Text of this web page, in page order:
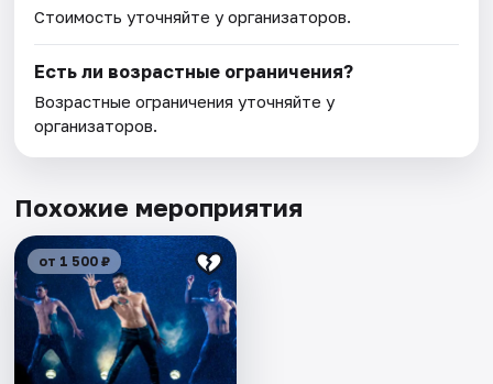
Стоимость уточняйте у организаторов.
Есть ли возрастные ограничения?
Возрастные ограничения уточняйте у
организаторов.
Похожие мероприятия
от 1 500 ₽